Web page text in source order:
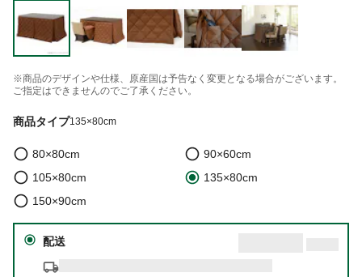
※商品のデザインや仕様、原産国は予告なく変更となる場合がございます。
ご指定はできませんのでご了承ください。
商品タイプ135×80cm
80×80cm
90×60cm
105×80cm
135×80cm
150×90cm
配送